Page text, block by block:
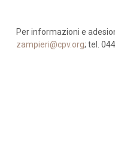
Per informazioni e
zampieri@cpv.org; tel.